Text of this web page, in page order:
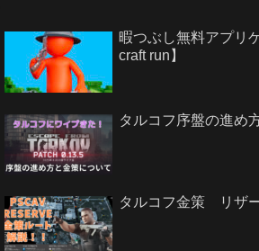
暇つぶし無料アプリ
craft run】
タルコフ序盤の進め
タルコフ金策 リザ